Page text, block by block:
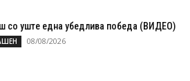
со уште една убедлива победа (ВИДЕО)
08/08/2026